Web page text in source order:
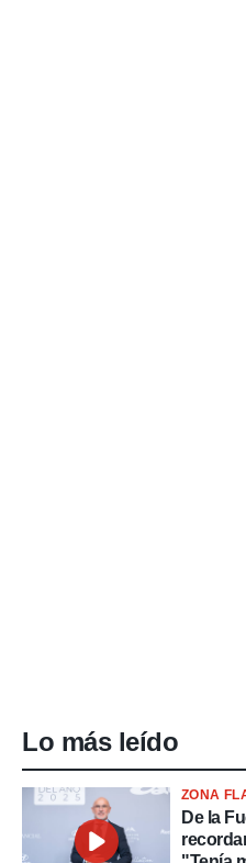
Lo más leído
ZONA
De la